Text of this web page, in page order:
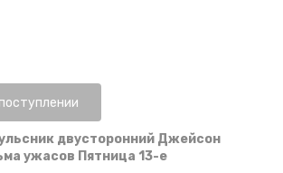
двусторонний Джейсон
ужасов Пятница 13-е